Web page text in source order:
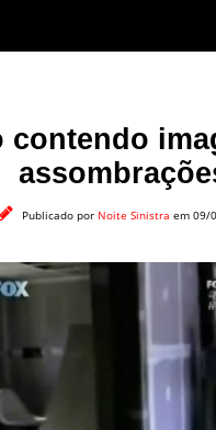
contendo
Publicado por Noite Sinistra em 09/